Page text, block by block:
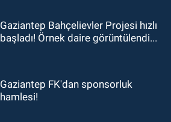
Gaziantep Bahçelievler Projesi hızlı
başladı! Örnek daire görüntülendi...
Gaziantep FK'dan sponsorluk
hamlesi!